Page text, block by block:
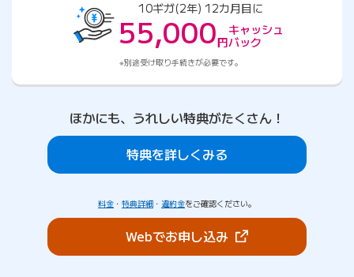
10ギガ(2年) 12カ月目に
55,000円
キャッシュ
バック
別途受け取り手続きが必要です。
ほかにも、うれしい特典がたくさん！
特典を詳しくみる
料金 ・ 特典詳細 ・ 違約金をご確認ください。
Webでお申し込み（新しいタブで開き